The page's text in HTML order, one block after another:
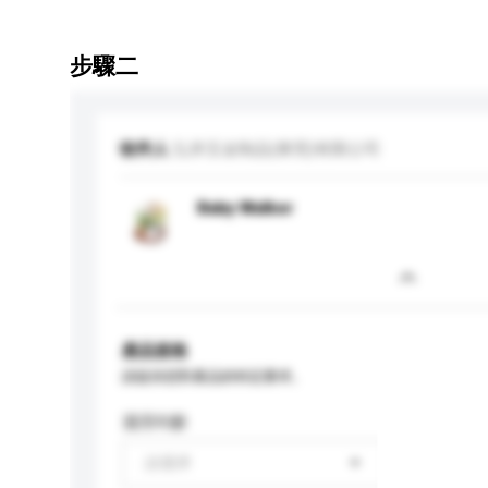
步驟二
收件人
Baby Walker
產品規格
適用年齡